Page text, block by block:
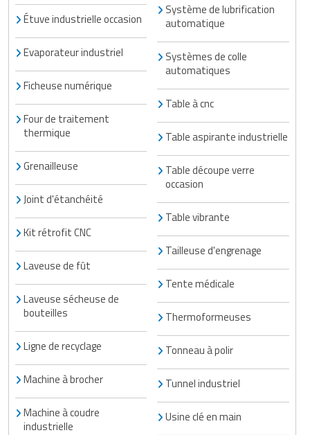
Étuve industrielle occasion
Evaporateur industriel
Ficheuse numérique
Four de traitement
thermique
Grenailleuse
Joint d'étanchéité
Kit rétrofit CNC
Laveuse de fût
Laveuse sécheuse de
bouteilles
Ligne de recyclage
Machine à brocher
Machine à coudre
industrielle
Système de lubrification
automatique
Systèmes de colle
automatiques
Table à cnc
Table aspirante industrielle
Table découpe verre
occasion
Table vibrante
Tailleuse d'engrenage
Tente médicale
Thermoformeuses
Tonneau à polir
Tunnel industriel
Usine clé en main